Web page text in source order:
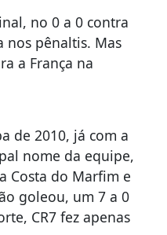
no 0 a 0 contra
pênaltis. Mas
a França na
de 2010, já com a
nome da equipe,
Costa do Marfim e
goleou, um 7 a 0
CR7 fez apenas